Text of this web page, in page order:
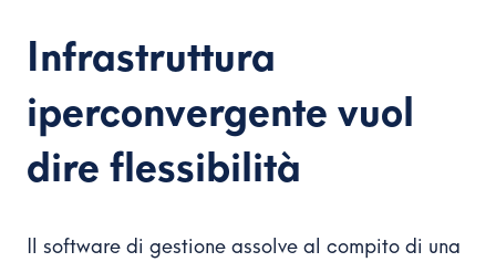
Infrastruttura
iperconvergente vuol
dire flessibilità
Il software di gestione assolve al compito di una